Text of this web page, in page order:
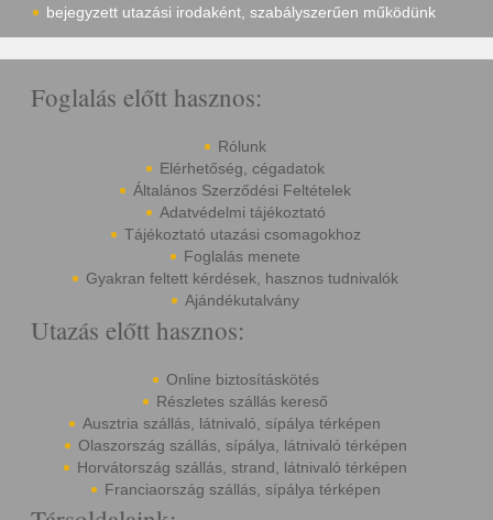
bejegyzett utazási irodaként, szabályszerűen működünk
Foglalás előtt hasznos:
Rólunk
Elérhetőség, cégadatok
Általános Szerződési Feltételek
Adatvédelmi tájékoztató
Tájékoztató utazási csomagokhoz
Foglalás menete
Gyakran feltett kérdések, hasznos tudnivalók
Ajándékutalvány
Utazás előtt hasznos:
Online biztosításkötés
Részletes szállás kereső
Ausztria szállás, látnivaló, sípálya térképen
Olaszország szállás, sípálya, látnivaló térképen
Horvátország szállás, strand, látnivaló térképen
Franciaország szállás, sípálya térképen